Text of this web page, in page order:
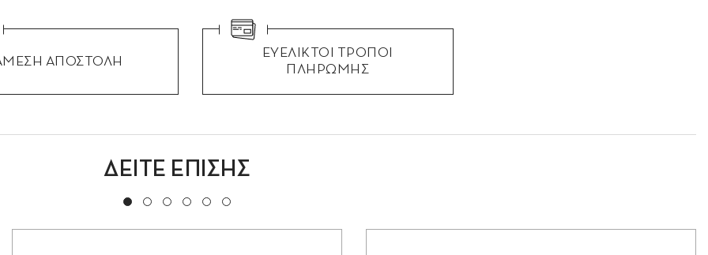
ΑΠΟΣΤΟΛΗ
ΕΥΕΛΙΚΤΟΙ ΤΡΟΠΟΙ
ΠΛΗΡΩΜΗΣ
ΔΕΙΤΕ ΕΠΙΣΗΣ